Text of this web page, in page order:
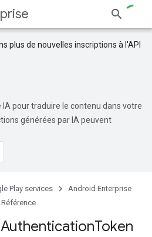
plus de nouvelles inscriptions à l'API
pour traduire le contenu dans votre
générées par IA peuvent
Play services
Android Enterprise
Référence
AuthenticationToken